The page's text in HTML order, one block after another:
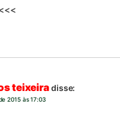
teixeiradisse:
2015 às 17:03